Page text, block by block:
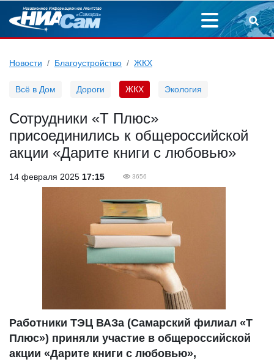
Новости Благоустройство ЖКХ
Всё в Дом Дороги ЖКХ Экология
Сотрудники «Т Плюс»
присоединились к общероссийской
акции «Дарите книги с любовью»
14 февраля 2025 17:15 3656
Работники ТЭЦ ВАЗа (Самарский филиал «Т
Плюс») приняли участие в общероссийской
акции «Дарите книги с любовью»,